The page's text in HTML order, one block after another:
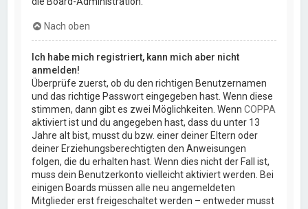
Nach oben
Ich habe mich registriert, kann mich aber nicht
anmelden!
Überprüfe zuerst, ob du den richtigen Benutzernamen
und das richtige Passwort eingegeben hast. Wenn diese
stimmen, dann gibt es zwei Möglichkeiten. WennCOPPA
aktiviert ist und du angegeben hast, dass du unter 13
Jahre alt bist, musst du bzw. einer deiner Eltern oder
deiner Erziehungsberechtigten den Anweisungen
folgen, die du erhalten hast. Wenn dies nicht der Fall ist,
muss dein Benutzerkonto vielleicht aktiviert werden. Bei
einigen Boards müssen alle neu angemeldeten
Mitglieder erst freigeschaltet werden – entweder musst